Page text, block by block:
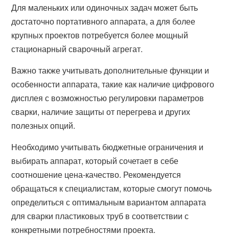
Для маленьких или одиночных задач может быть
достаточно портативного аппарата, а для более
крупных проектов потребуется более мощный
стационарный сварочный агрегат.
Важно также учитывать дополнительные функции и
особенности аппарата, такие как наличие цифрового
дисплея с возможностью регулировки параметров
сварки, наличие защиты от перегрева и других
полезных опций.
Необходимо учитывать бюджетные ограничения и
выбирать аппарат, который сочетает в себе
соотношение цена-качество. Рекомендуется
обращаться к специалистам, которые смогут помочь
определиться с оптимальным вариантом аппарата
для сварки пластиковых труб в соответствии с
конкретными потребностями проекта.